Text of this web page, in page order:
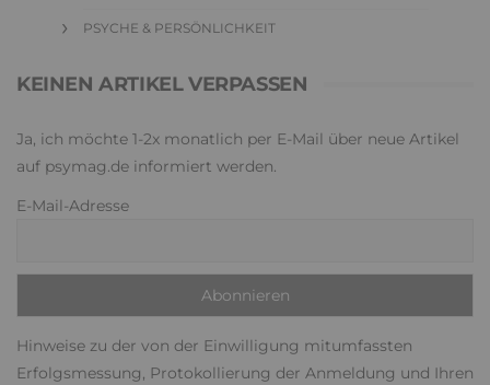
PSYCHE & PERSÖNLICHKEIT
KEINEN ARTIKEL VERPASSEN
Ja, ich möchte 1-2x monatlich per E-Mail über neue Artikel
auf psymag.de informiert werden.
E-Mail-Adresse
Hinweise zu der von der Einwilligung mitumfassten
Erfolgsmessung, Protokollierung der Anmeldung und Ihren